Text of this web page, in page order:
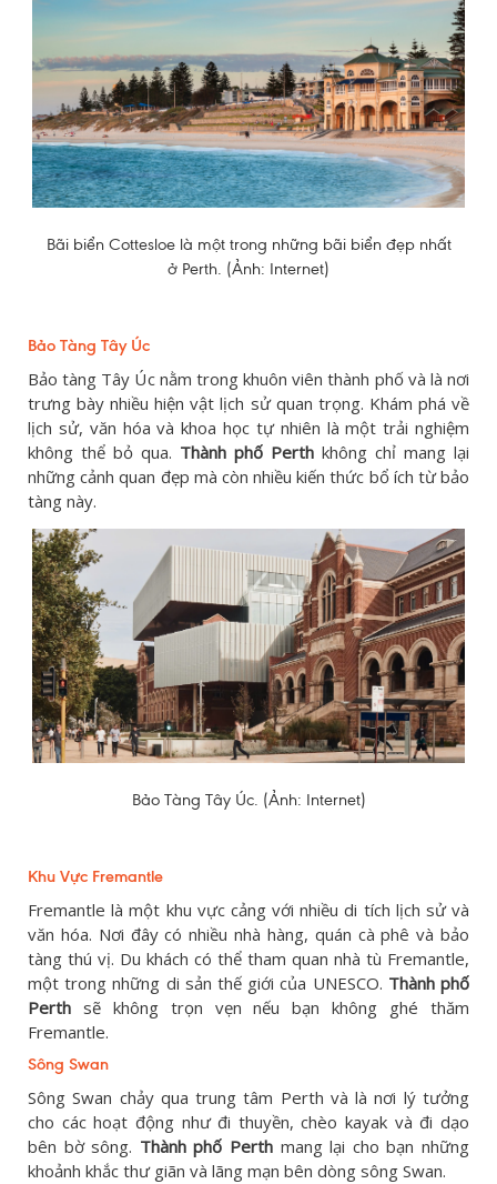
Bãi biển Cottesloe là một trong những bãi biển đẹp nhất
ở Perth. (Ảnh: Internet)
Bảo Tàng Tây Úc
Bảo tàng Tây Úc nằm trong khuôn viên thành phố và là nơi
trưng bày nhiều hiện vật lịch sử quan trọng. Khám phá về
lịch sử, văn hóa và khoa học tự nhiên là một trải nghiệm
không thể bỏ qua. Thành phố Perth không chỉ mang lại
những cảnh quan đẹp mà còn nhiều kiến thức bổ ích từ bảo
tàng này.
Bảo Tàng Tây Úc. (Ảnh: Internet)
Khu Vực Fremantle
Fremantle là một khu vực cảng với nhiều di tích lịch sử và
văn hóa. Nơi đây có nhiều nhà hàng, quán cà phê và bảo
tàng thú vị. Du khách có thể tham quan nhà tù Fremantle,
một trong những di sản thế giới của UNESCO. Thành phố
Perth sẽ không trọn vẹn nếu bạn không ghé thăm
Fremantle.
Sông Swan
Sông Swan chảy qua trung tâm Perth và là nơi lý tưởng
cho các hoạt động như đi thuyền, chèo kayak và đi dạo
bên bờ sông. Thành phố Perth mang lại cho bạn những
khoảnh khắc thư giãn và lãng mạn bên dòng sông Swan.